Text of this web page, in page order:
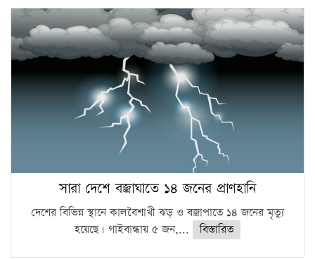
সারা দেশে বজ্রাঘাতে ১৪ জনের প্রাণহানি
দেশের বিভিন্ন স্থানে কালবৈশাখী ঝড় ও বজ্রাপাতে ১৪ জনের মৃত্যু
হয়েছে। গাইবান্ধায় ৫ জন,...
বিস্তারিত